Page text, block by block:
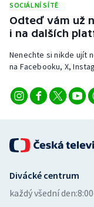
SOCIÁLNÍ SÍTĚ
Odteď vám už
i na dalších
Nenechte si nikde ujít
na Facebooku, X,
Divácké centrum
každý všední den: